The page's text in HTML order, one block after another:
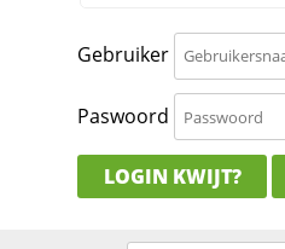
Gebruiker
Paswoord
LOGIN KWIJT?